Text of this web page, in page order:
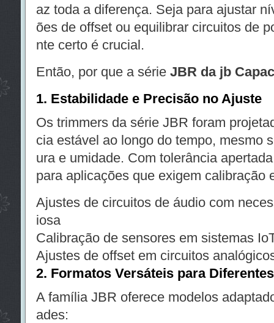
az toda a diferença. Seja para ajustar
ões de offset ou equilibrar circuitos de
nte certo é crucial.
Então, por que a série JBR da jb
1. Estabilidade e Precisão no Ajuste
Os trimmers da série JBR foram
cia estável ao longo do tempo, mesmo
ura e umidade. Com tolerância
para aplicações que exigem calibração
Ajustes de circuitos de áudio com
iosa
Calibração de sensores em sistemas
Ajustes de offset em circuitos
2. Formatos Versáteis para
A família JBR oferece modelos
ades: